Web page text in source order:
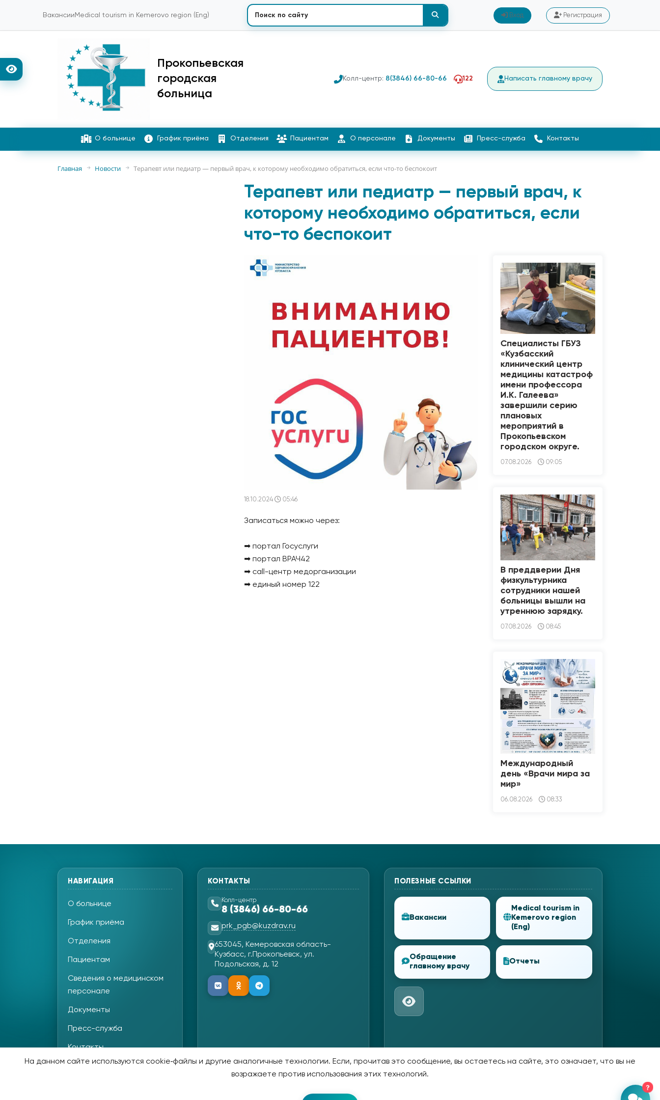
Вакансии Medical tourism in Kemerovo region (Eng) Вход Регистрация
Прокопьевская
городская
больница
Колл-центр: 8(3846) 66-80-66 122 Написать главному врачу
О больнице График приёма Отделения Пациентам О персонале Документы Пресс-служба Контакты
Главная Новости Терапевт или педиатр — первый врач, к которому необходимо обратиться, если что-то беспокоит
Терапевт или педиатр — первый врач, к
которому необходимо обратиться, если
что-то беспокоит
18.10.2024 05:46
Записаться можно через:
➡ портал Госуслуги
➡ портал ВРАЧ42
➡ сall-центр медорганизации
➡ единый номер 122
Специалисты ГБУЗ
«Кузбасский
клинический центр
медицины катастроф
имени профессора
И.К. Галеева»
завершили серию
плановых
мероприятий в
Прокопьевском
городском округе.
07.08.2026 09:05
В преддверии Дня
физкультурника
сотрудники нашей
больницы вышли на
утреннюю зарядку.
07.08.2026 08:45
Международный
день «Врачи мира за
мир»
06.08.2026 08:33
НАВИГАЦИЯ
О больнице
График приёма
Отделения
Пациентам
Сведения о медицинском
персонале
Документы
Пресс-служба
Контакты
КОНТАКТЫ
Колл-центр
8 (3846) 66-80-66
prk_pgb@kuzdrav.ru
653045, Кемеровская область-
Кузбасс, г.Прокопьевск, ул.
Подольская, д. 12
ПОЛЕЗНЫЕ ССЫЛКИ
Вакансии
Medical tourism in
Kemerovo region
(Eng)
Обращение
главному врачу
Отчеты
На данном сайте используются cookie‑файлы и другие аналогичные технологии. Если, прочитав это сообщение, вы остаетесь на сайте, это означает, что вы не
возражаете против использования этих технологий.
?